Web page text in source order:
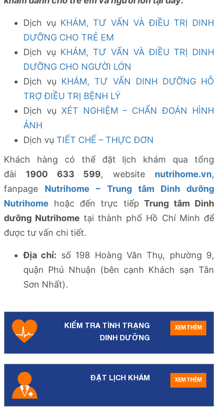
Dịch vụ KHÁM, TƯ VẤN VÀ ĐIỀU TRỊ DINH
DƯỠNG CHO TRẺ EM
Dịch vụ KHÁM, TƯ VẤN VÀ ĐIỀU TRỊ DINH
DƯỠNG CHO NGƯỜI LỚN
Dịch vụ KHÁM, TƯ VẤN DINH DƯỠNG HỖ
TRỢ ĐIỀU TRỊ BỆNH LÝ
Dịch vụ XÉT NGHIỆM – CHẨN ĐOÁN HÌNH
ẢNH
Dịch vụ TIẾT CHẾ – THỰC ĐƠN
Khách hàng có thể đặt lịch khám qua tổng
đài 1900 633 599, website nutrihome.vn,
fanpage Nutrihome – Trung tâm Dinh dưỡng
Nutrihome hoặc đến trực tiếp Trung tâm Dinh
dưỡng Nutrihome tại thành phố Hồ Chí Minh để
được tư vấn chi tiết.
Địa chỉ: số 198 Hoàng Văn Thụ, phường 9,
quận Phú Nhuận (bên cạnh Khách sạn Tân
Sơn Nhất).
KIỂM TRA TÌNH TRẠNG
DINH DƯỠNG
XEM THÊM
ĐẶT LỊCH KHÁM XEM THÊM